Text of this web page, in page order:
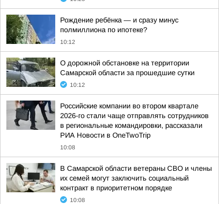
Рождение ребёнка — и сразу минус
полмиллиона по ипотеке?
10:12
О дорожной обстановке на территории
Самарской области за прошедшие сутки
10:12
Российские компании во втором квартале
2026-го стали чаще отправлять сотрудников
в региональные командировки, рассказали
РИА Новости в OneTwoTrip
10:08
В Самарской области ветераны СВО и члены
их семей могут заключить социальный
контракт в приоритетном порядке
10:08